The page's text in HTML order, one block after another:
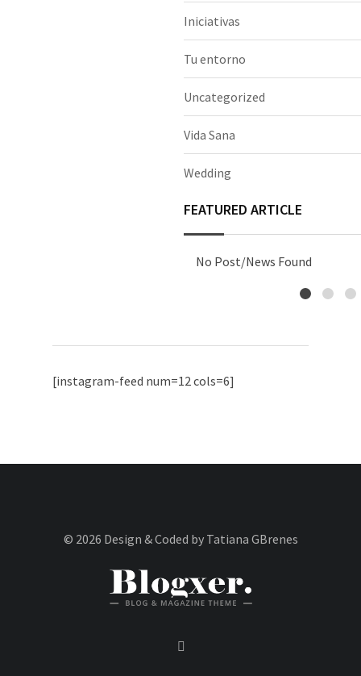
Iniciativas
Tu entorno
Uncategorized
Vida Sana
Wedding
FEATURED ARTICLE
No Post/News Found
[instagram-feed num=12 cols=6]
© 2026 Design & Coded by Tatiana GBrenes